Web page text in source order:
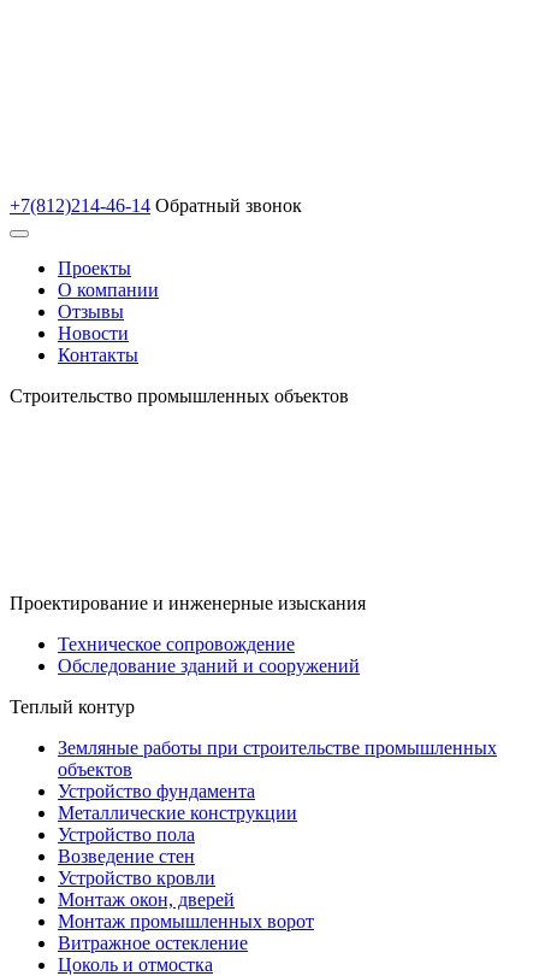
+7(812)214-46-14 Обратный звонок
Проекты
О компании
Отзывы
Новости
Контакты
Строительство промышленных объектов
Проектирование и инженерные изыскания
Техническое сопровождение
Обследование зданий и сооружений
Теплый контур
Земляные работы при строительстве промышленных
объектов
Устройство фундамента
Металлические конструкции
Устройство пола
Возведение стен
Устройство кровли
Монтаж окон, дверей
Монтаж промышленных ворот
Витражное остекление
Цоколь и отмостка